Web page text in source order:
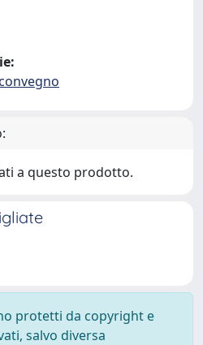
a questo prodotto.
protetti da copyright e
salvo diversa